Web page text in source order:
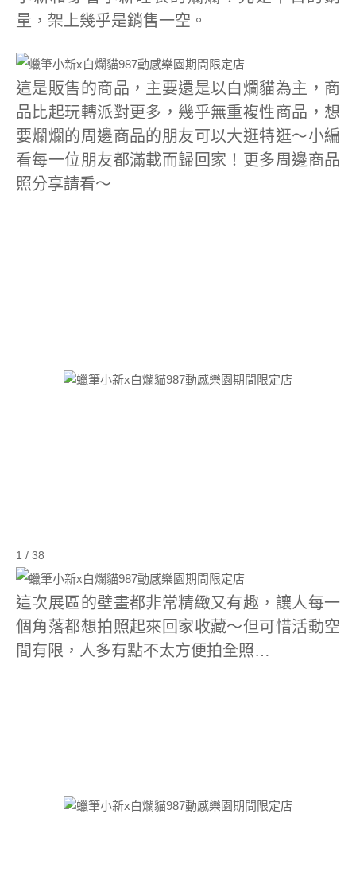
量，架上幾乎是銷售一空。
這是販售的商品，主要還是以白爛貓為主，商
品比起玩轉派對更多，幾乎無重複性商品，想
要爛爛的周邊商品的朋友可以大逛特逛～小編
看每一位朋友都滿載而歸回家！更多周邊商品
照分享請看～
1 / 38
這次展區的壁畫都非常精緻又有趣，讓人每一
個角落都想拍照起來回家收藏～但可惜活動空
間有限，人多有點不太方便拍全照…